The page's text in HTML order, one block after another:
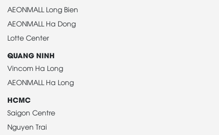
AEONMALL Long Bien
AEONMALL Ha Dong
Lotte Center
QUANG NINH
Vincom Ha Long
AEONMALL Ha Long
HCMC
Saigon Centre
Nguyen Trai